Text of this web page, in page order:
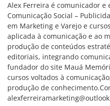
Alex Ferreira é comunicador e
Comunicação Social –
em Marketing e Varejo e
aplicada à comunicação e ao
produção de conteúdos
editoriais, integrando
fundador do site Mauá
cursos voltados à
produção de